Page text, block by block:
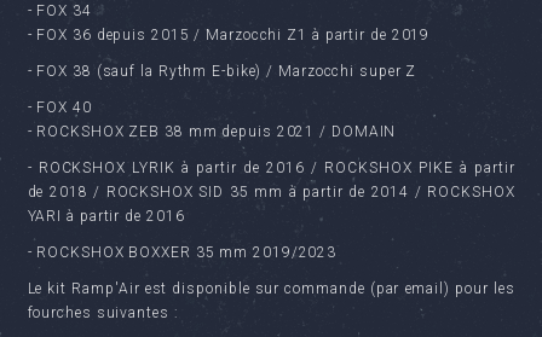
- FOX 34
- FOX 36 depuis 2015 / Marzocchi Z1 à partir de 2019
- FOX 38 (sauf la Rythm E-bike) / Marzocchi super Z
- FOX 40
- ROCKSHOX ZEB 38 mm depuis 2021 / DOMAIN
- ROCKSHOX LYRIK à partir de 2016 / ROCKSHOX PIKE à partir
de 2018 / ROCKSHOX SID 35 mm à partir de 2014 / ROCKSHOX
YARI à partir de 2016
- ROCKSHOX BOXXER 35 mm 2019/2023
Le kit Ramp'Air est disponible sur commande (par email) pour les
fourches suivantes :